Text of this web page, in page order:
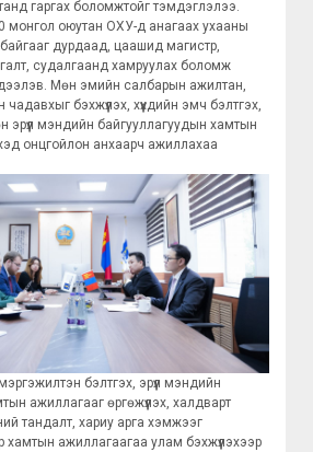
гаргах боломжтойг тэмдэглэлээ.
монгол оюутан ОХУ-д анагаах ухааны
дурдаад, цаашид магистр,
судалгаанд хамруулах боломж
Мөн эмийн салбарын ажилтан,
бэхжүүлэх, хүүхдийн эмч бэлтгэх,
эрүүл мэндийн байгууллагуудын хамтын
онцгойлон анхаарч ажиллахаа
бэлтгэх, эрүүл мэндийн
ажиллагааг өргөжүүлэх, халдварт
тандалт, хариу арга хэмжээг
хамтын ажиллагаагаа улам бэхжүүлэхээр